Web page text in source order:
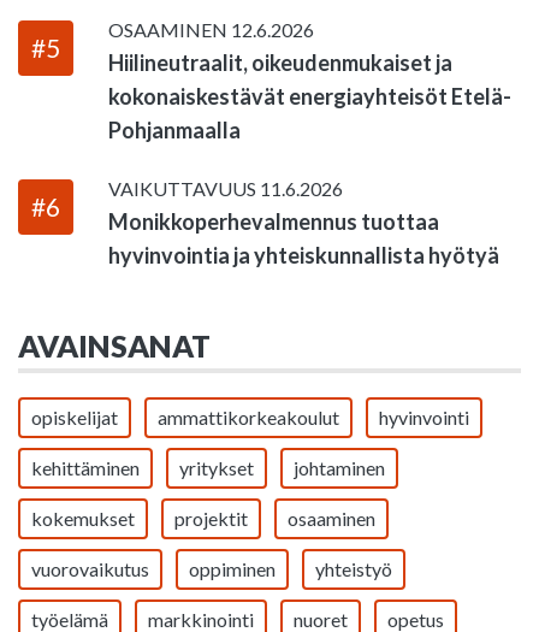
#5
OSAAMINEN 12.6.2026
Hiilineutraalit, oikeudenmukaiset ja
kokonaiskestävät energiayhteisöt Etelä-
Pohjanmaalla
#6
VAIKUTTAVUUS 11.6.2026
Monikkoperhevalmennus tuottaa
hyvinvointia ja yhteiskunnallista hyötyä
AVAINSANAT
opiskelijat ammattikorkeakoulut hyvinvointi
kehittäminen yritykset johtaminen
kokemukset projektit osaaminen
vuorovaikutus oppiminen yhteistyö
työelämä markkinointi nuoret opetus